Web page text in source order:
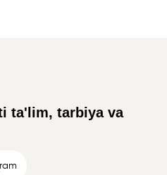
ta'lim, tarbiya va